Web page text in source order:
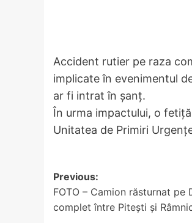
Accident rutier pe raza
implicate în evenimentul
ar fi intrat în șanț.
În urma impactului, o
Unitatea de Primiri
Post
navigation
Previous:
FOTO – Camion răsturnat pe
complet între Pitești și